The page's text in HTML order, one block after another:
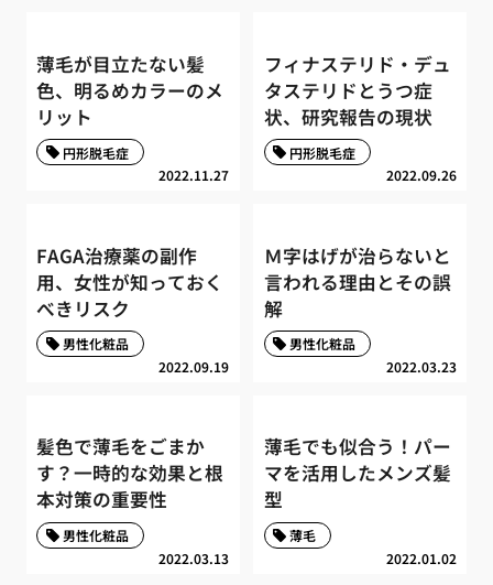
薄毛が目立たない髪
色、明るめカラーのメ
リット
2022.11.27
円形脱毛症
フィナステリド・デュ
タステリドとうつ症
状、研究報告の現状
2022.09.26
円形脱毛症
FAGA治療薬の副作
用、女性が知っておく
べきリスク
2022.09.19
男性化粧品
Ｍ字はげが治らないと
言われる理由とその誤
解
2022.03.23
男性化粧品
髪色で薄毛をごまか
す？一時的な効果と根
本対策の重要性
2022.03.13
男性化粧品
薄毛でも似合う！パー
マを活用したメンズ髪
型
2022.01.02
薄毛